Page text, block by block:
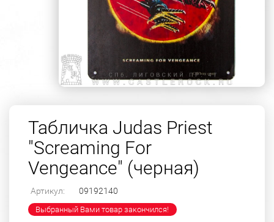
Табличка Judas Priest
"Screaming For
Vengeance" (черная)
Артикул: 09192140
Выбранный Вами товар закончился!